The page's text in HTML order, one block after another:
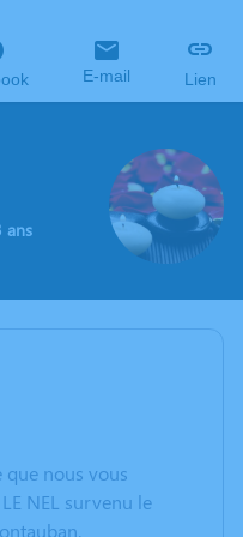
E-mail Lien
ans
que nous vous
NEL survenu le